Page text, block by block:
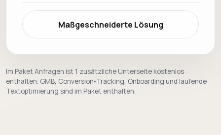
Maßgeschneiderte Lösung
Im Paket Anfragen ist 1 zusätzliche Unterseite kostenlos
enthalten. GMB, Conversion-Tracking, Onboarding und laufende
Textoptimierung sind im Paket enthalten.